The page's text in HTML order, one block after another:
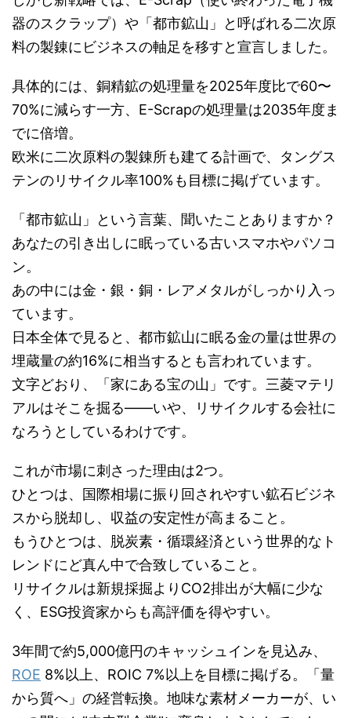
器のスクラップ）や「都市鉱山」と呼ばれる二次原
料の製錬にビジネスの軸足を移すと宣言しました。
具体的には、銅精鉱の処理量を2025年度比で60〜
70%に減らす一方、E-Scrapの処理量は2035年度ま
でに倍増。
欧米に二次原料の製錬所も建てる計画で、タングス
テンのリサイクル率100%も目標に掲げています。
「都市鉱山」という言葉、聞いたことありますか？
あなたの引き出しに眠っている古いスマホやパソコ
ン。
あの中には金・銀・銅・レアメタルがしっかり入っ
ています。
日本全体で見ると、都市鉱山に眠る金の量は世界の
埋蔵量の約16%に相当するとも言われています。
文字どおり、「家にある宝の山」です。三菱マテリ
アルはそこを掘る――いや、リサイクルする会社に
なろうとしているわけです。
これが市場に刺さった理由は2つ。
ひとつは、国際相場に振り回されやすい鉱石ビジネ
スから脱却し、収益の安定性が高まること。
もうひとつは、脱炭素・循環経済という世界的なト
レンドにど真ん中で合致していること。
リサイクルは新規採掘よりCO2排出が大幅に少な
く、ESG投資家からも高評価を得やすい。
3年間で約5,000億円のキャッシュインを見込み、
ROE 8%以上、ROIC 7%以上を目標に掲げる。「量
から質へ」の経営転換。地味な素材メーカーが、い